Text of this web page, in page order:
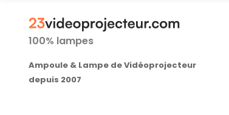
100% lampes
Ampoule & Lampe de Vidéoprojecteur
depuis 2007